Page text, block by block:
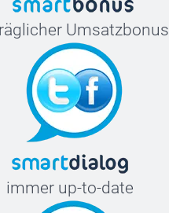
Umsatzbonus
immer up-to-date